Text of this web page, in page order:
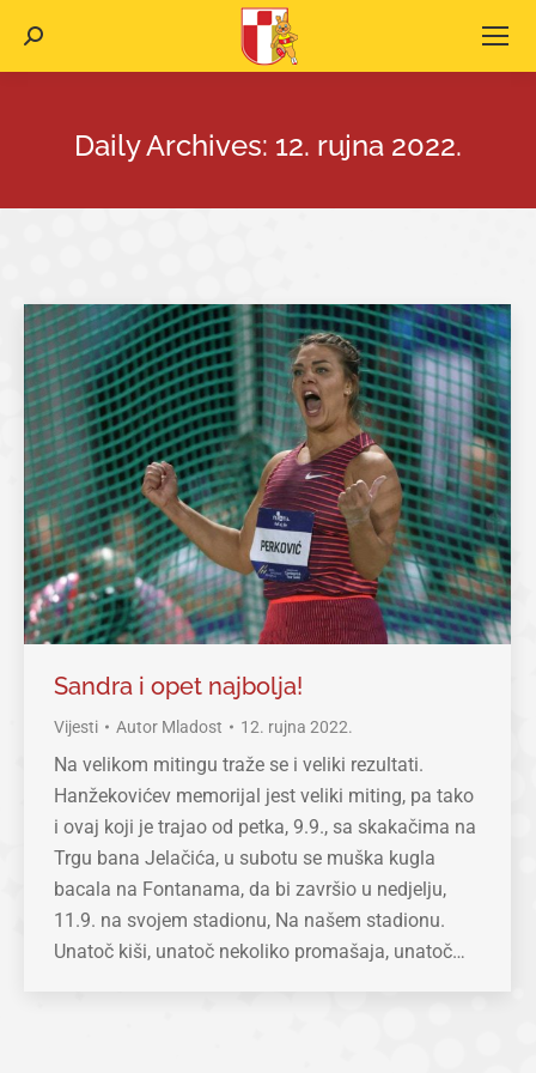
Search:
Daily Archives: 12. rujna 2022.
Sandra i opet najbolja!
Vijesti Autor Mladost 12. rujna 2022.
Na velikom mitingu traže se i veliki rezultati.
Hanžekovićev memorijal jest veliki miting, pa tako
i ovaj koji je trajao od petka, 9.9., sa skakačima na
Trgu bana Jelačića, u subotu se muška kugla
bacala na Fontanama, da bi završio u nedjelju,
11.9. na svojem stadionu, Na našem stadionu.
Unatoč kiši, unatoč nekoliko promašaja, unatoč…